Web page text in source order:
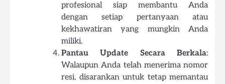
profesional siap membantu Anda
dengan setiap pertanyaan atau
kekhawatiran yang mungkin Anda
miliki.
Pantau Update Secara Berkala:
Walaupun Anda telah menerima nomor
resi, disarankan untuk tetap memantau